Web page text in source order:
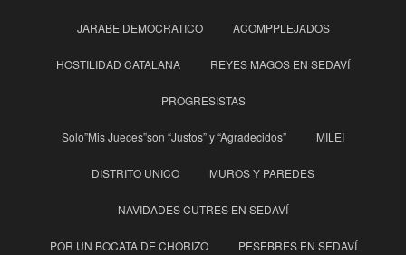
JARABE DEMOCRATICO ACOMPPLEJADOS
HOSTILIDAD CATALANA REYES MAGOS EN SEDAVÍ
PROGRESISTAS
Solo”Mis Jueces”son “Justos” y “Agradecidos” MILEI
DISTRITO UNICO MUROS Y PAREDES
NAVIDADES CUTRES EN SEDAVÍ
POR UN BOCATA DE CHORIZO PESEBRES EN SEDAVÍ